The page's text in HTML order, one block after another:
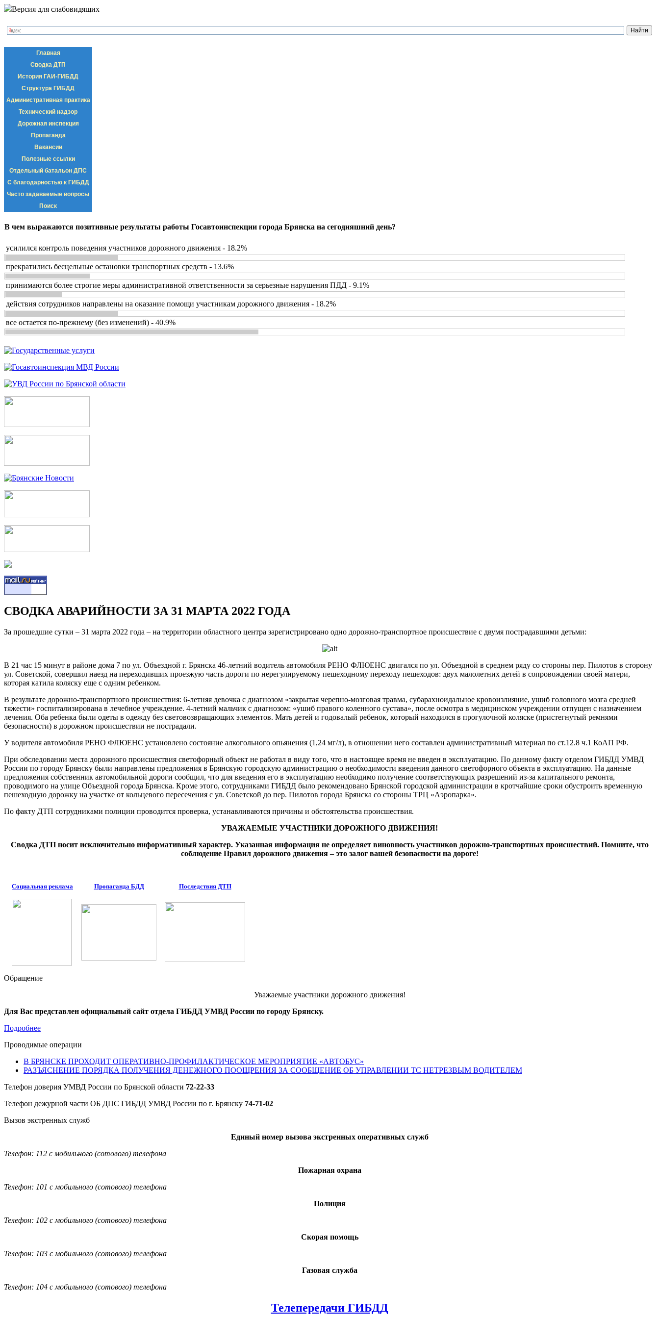
Версия для слабовидящих
Главная
Сводка ДТП
История ГАИ-ГИБДД
Структура ГИБДД
Административная практика
Технический надзор
Дорожная инспекция
Пропаганда
Вакансии
Полезные ссылки
Отдельный батальон ДПС
С благодарностью к ГИБДД
Часто задаваемые вопросы
Поиск
В чем выражаются позитивные результаты работы Госавтоинспекции города Брянска на сегодняшний день?
усилился контроль поведения участников дорожного движения - 18.2%
прекратились бесцельные остановки транспортных средств - 13.6%
принимаются более строгие меры административной ответственности за серьезные нарушения ПДД - 9.1%
действия сотрудников направлены на оказание помощи участникам дорожного движения - 18.2%
все остается по-прежнему (без изменений) - 40.9%
СВОДКА АВАРИЙНОСТИ ЗА 31 МАРТА 2022 ГОДА
За прошедшие сутки – 31 марта 2022 года – на территории областного центра зарегистрировано одно дорожно-транспортное происшествие с двумя пострадавшими детьми:
В 21 час 15 минут в районе дома 7 по ул. Объездной г. Брянска 46-летний водитель автомобиля РЕНО ФЛЮЕНС двигался по ул. Объездной в среднем ряду со стороны пер. Пилотов в сторону
ул. Советской, совершил наезд на переходивших проезжую часть дороги по нерегулируемому пешеходному переходу пешеходов: двух малолетних детей в сопровождении своей матери,
которая катила коляску еще с одним ребенком.
В результате дорожно-транспортного происшествия: 6-летняя девочка с диагнозом «закрытая черепно-мозговая травма, субарахноидальное кровоизлияние, ушиб головного мозга средней
тяжести» госпитализирована в лечебное учреждение. 4-летний мальчик с диагнозом: «ушиб правого коленного сустава», после осмотра в медицинском учреждении отпущен с назначением
лечения. Оба ребенка были одеты в одежду без световозвращающих элементов. Мать детей и годовалый ребенок, который находился в прогулочной коляске (пристегнутый ремнями
безопасности) в дорожном происшествии не пострадали.
У водителя автомобиля РЕНО ФЛЮЕНС установлено состояние алкогольного опьянения (1,24 мг/л), в отношении него составлен административный материал по ст.12.8 ч.1 КоАП РФ.
При обследовании места дорожного происшествия светофорный объект не работал в виду того, что в настоящее время не введен в эксплуатацию. По данному факту отделом ГИБДД УМВД
России по городу Брянску были направлены предложения в Брянскую городскую администрацию о необходимости введения данного светофорного объекта в эксплуатацию. На данные
предложения собственник автомобильной дороги сообщил, что для введения его в эксплуатацию необходимо получение соответствующих разрешений из-за капитального ремонта,
проводимого на улице Объездной города Брянска. Кроме этого, сотрудниками ГИБДД было рекомендовано Брянской городской администрации в кротчайшие сроки обустроить временную
пешеходную дорожку на участке от кольцевого пересечения с ул. Советской до пер. Пилотов города Брянска со стороны ТРЦ «Аэропарка».
По факту ДТП сотрудниками полиции проводится проверка, устанавливаются причины и обстоятельства происшествия.
УВАЖАЕМЫЕ УЧАСТНИКИ ДОРОЖНОГО ДВИЖЕНИЯ!
Сводка ДТП носит исключительно информативный характер. Указанная информация не определяет виновность участников дорожно-транспортных происшествий. Помните, что
соблюдение Правил дорожного движения – это залог вашей безопасности на дороге!
Социальная реклама Пропаганда БДД Последствия ДТП
Обращение
Уважаемые участники дорожного движения!
Для Вас представлен официальный сайт отдела ГИБДД УМВД России по городу Брянску.
Подробнее
Проводимые операции
В БРЯНСКЕ ПРОХОДИТ ОПЕРАТИВНО-ПРОФИЛАКТИЧЕСКОЕ МЕРОПРИЯТИЕ «АВТОБУС»
РАЗЪЯСНЕНИЕ ПОРЯДКА ПОЛУЧЕНИЯ ДЕНЕЖНОГО ПООЩРЕНИЯ ЗА СООБЩЕНИЕ ОБ УПРАВЛЕНИИ ТС НЕТРЕЗВЫМ ВОДИТЕЛЕМ
Телефон доверия УМВД России по Брянской области 72-22-33
Телефон дежурной части ОБ ДПС ГИБДД УМВД России по г. Брянску 74-71-02
Вызов экстренных служб
Единый номер вызова экстренных оперативных служб
Телефон: 112 с мобильного (сотового) телефона
Пожарная охрана
Телефон: 101 с мобильного (сотового) телефона
Полиция
Телефон: 102 с мобильного (сотового) телефона
Скорая помощь
Телефон: 103 с мобильного (сотового) телефона
Газовая служба
Телефон: 104 с мобильного (сотового) телефона
Телепередачи ГИБДД